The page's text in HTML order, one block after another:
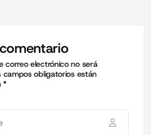
correo electrónico no será
campos obligatorios están
*